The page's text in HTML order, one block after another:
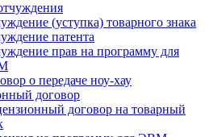
(уступка) товарного знака
патента
прав на программу для
о передаче ноу-хау
договор
договор на товарный